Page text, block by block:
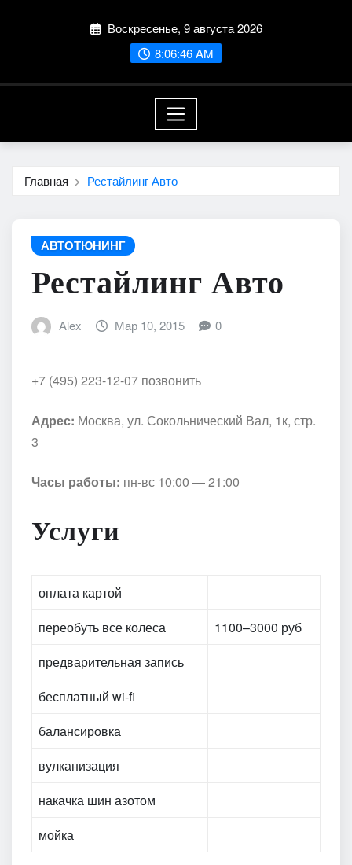
Воскресенье, 9 августа 2026
8:06:47 AM
Главная Рестайлинг Авто
АВТОТЮНИНГ
Рестайлинг Авто
Alex Мар 10, 2015 0
+7 (495) 223-12-07 позвонить
Адрес: Москва, ул. Сокольнический Вал, 1к, стр.
3
Часы работы: пн-вс 10:00 — 21:00
Услуги
оплата картой
переобуть все колеса
1100–3000 руб
предварительная запись
бесплатный wi-fi
балансировка
вулканизация
накачка шин азотом
мойка